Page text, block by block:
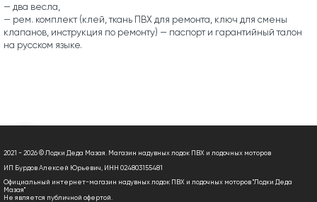
— два весла,
— рем. комплект (клей, ткань ПВХ для ремонта, ключ для смены
клапанов, инструкция по ремонту) — паспорт и гарантийный талон
на русском языке.
2021 - 2026 © Лодки Деда Мазая. Магазин надувных лодок ПВХ и лодочных моторов
ИП Бурдов Алексей Юрьевич, ИНН 024803155481
Официальный интернет-магазин надувных лодок ПВХ и лодочных моторов "Лодки Деда
Мазая"
Не является публичной офертой.